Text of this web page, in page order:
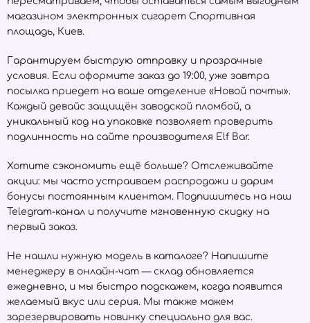
магазином электронных сигарет Спортивная
площадь, Киев.
Гарантируем быструю отправку и прозрачные
условия. Если оформите заказ до 19:00, уже завтра
посылка приедет на ваше отделение «Новой почты».
Каждый девайс защищён заводской пломбой, а
уникальный код на упаковке позволяет проверить
подлинность на сайте производителя Elf Bar.
Хотите сэкономить ещё больше? Отслеживайте
акции: мы часто устраиваем распродажи и дарим
бонусы постоянным клиентам. Подпишитесь на наш
Telegram-канал и получите мгновенную скидку на
первый заказ.
Не нашли нужную модель в каталоге? Напишите
менеджеру в онлайн-чат — склад обновляется
ежедневно, и мы быстро подскажем, когда появится
желаемый вкус или серия. Мы также можем
зарезервировать новинку специально для вас.